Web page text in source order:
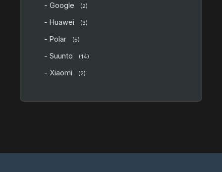
- Google (2)
- Huawei (3)
- Polar (5)
- Suunto (14)
- Xiaomi (2)